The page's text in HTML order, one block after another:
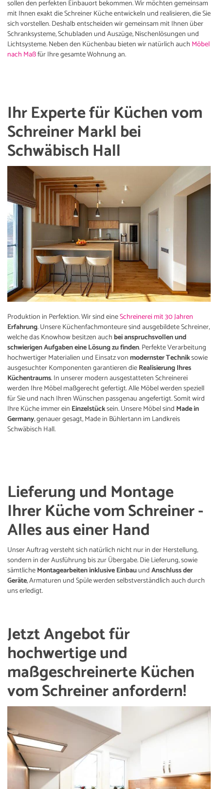
sollen den perfekten Einbauort bekommen. Wir möchten gemeinsam
mit Ihnen exakt die Schreiner Küche entwickeln und realisieren, die Sie
sich vorstellen. Deshalb entscheiden wir gemeinsam mit Ihnen über
Schranksysteme, Schubladen und Auszüge, Nischenlösungen und
Lichtsysteme. Neben den Küchenbau bieten wir natürlich auch Möbel
nach Maßfür Ihre gesamte Wohnung an.
Ihr Experte für Küchen vom
Schreiner Markl bei
Schwäbisch Hall
Produktion in Perfektion. Wir sind eineSchreinerei mit 30 Jahren
Erfahrung. Unsere Küchenfachmonteure sind ausgebildete Schreiner,
welche das Knowhow besitzen auch bei anspruchsvollen und
schwierigen Aufgaben eine Lösung zu finden. Perfekte Verarbeitung
hochwertiger Materialien und Einsatz vonmodernster Techniksowie
ausgesuchter Komponenten garantieren dieRealisierung Ihres
Küchentraums. In unserer modern ausgestatteten Schreinerei
werden Ihre Möbel maßgerecht gefertigt. Alle Möbel werden speziell
für Sie und nach Ihren Wünschen passgenau angefertigt. Somit wird
Ihre Küche immer ein Einzelstücksein. Unsere Möbel sind Made in
Germany, genauer gesagt, Made in Bühlertann im Landkreis
Schwäbisch Hall.
Lieferung und Montage
Ihrer Küche vom Schreiner -
Alles aus einer Hand
Unser Auftrag versteht sich natürlich nicht nur in der Herstellung,
sondern in der Ausführung bis zur Übergabe. Die Lieferung, sowie
sämtlicheMontagearbeiten inklusive EinbauundAnschluss der
Geräte, Armaturen und Spüle werden selbstverständlich auch durch
uns erledigt.
Jetzt Angebot für
hochwertige und
maßgeschreinerte Küchen
vom Schreiner anfordern!